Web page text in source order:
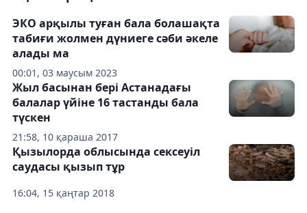
00:01, 03 маусым 2023
ЭКО арқылы туған бала болашақта
табиғи жолмен дүниеге сәби әкеле
алады ма
21:58, 10 қараша 2017
Жыл басынан бері Астанадағы
балалар үйіне 16 тастанды бала
түскен
16:04, 15 қаңтар 2018
Қызылорда облысында сексеуіл
саудасы қызып тұр